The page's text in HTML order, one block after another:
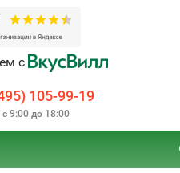
с
105-99-19
9:00 до 18:00